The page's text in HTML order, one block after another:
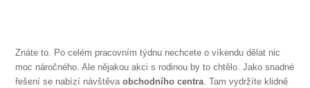
Znáte to. Po celém pracovním týdnu nechcete o víkendu dělat nic
moc náročného. Ale nějakou akci s rodinou by to chtělo. Jako snadné
řešení se nabízí návštěvaobchodního centra. Tam vydržíte klidně